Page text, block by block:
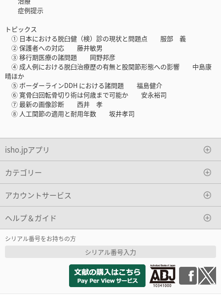
症例提示
トピックス
① 日本における脱臼健（検）診の現状と問題点 服部 義
② 保護者への対応 藤井敏男
③ 移行期医療の諸問題 岡野邦彦
④ 成人例における脱臼治療歴の有無と股関節形態への影響 中島康
晴ほか
⑤ ボーダーラインDDH における諸問題 福島健介
⑥ 寛骨臼回転骨切り術は何歳まで可能か 安永裕司
⑦ 最新の画像診断 西井 孝
⑧ 人工関節の適用と耐用年数 坂井孝司
isho.jpアプリ
カテゴリー
アカウントサービス
ヘルプ＆ガイド
シリアル番号をお持ちの方
シリアル番号入力